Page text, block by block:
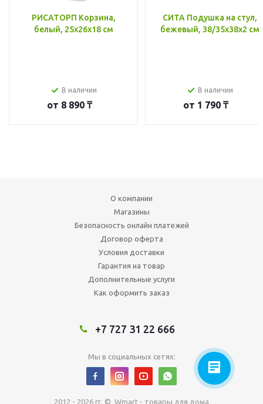
РИСАТОРП Корзина,
белый, 25x26x18 см
В наличии
от 8 890 ₸
СИТА Подушка на стул,
бежевый, 38/35x38x2 см
В наличии
от 1 790 ₸
О компании
Магазины
Безопасность онлайн платежей
Договор оферта
Условия доставки
Гарантия на товар
Дополнительные услуги
Как оформить заказ
+7 727 31 22 666
Мы в социальных сетях:
2012 - 2026 гг. © Wmart - товары для дома